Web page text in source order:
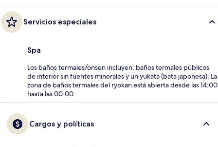
Servicios especiales
Spa
Los baños termales/onsen incluyen: baños termales públicos
de interior sin fuentes minerales y un yukata (bata japonesa). La
zona de baños termales del ryokan está abierta desde las 14:00
hasta las 00:00.
Cargos y políticas